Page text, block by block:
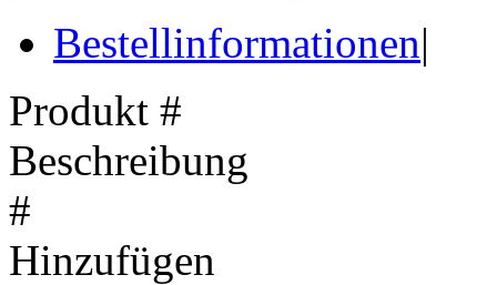
Bestellinformationen|
Produkt #
Beschreibung
#
Hinzufügen